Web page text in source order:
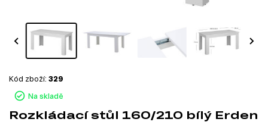
Na skladě
Kód zboží: 329
Rozkládací stůl 160/210 bílý Erden